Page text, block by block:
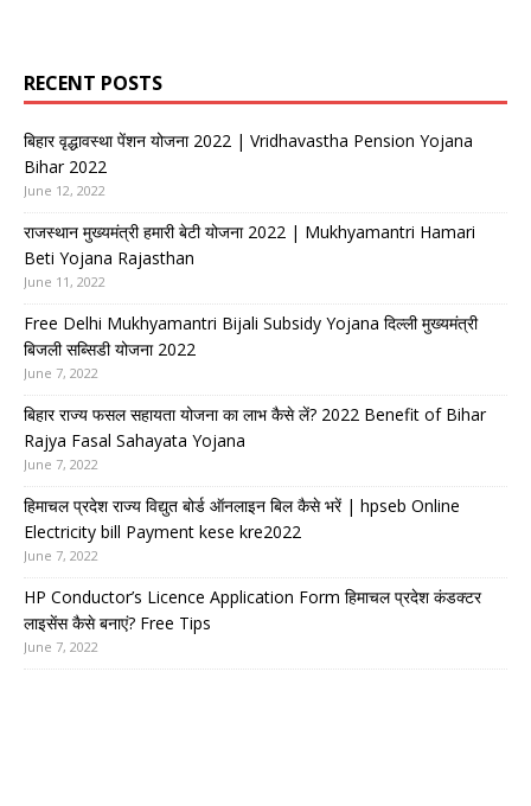
RECENT POSTS
बिहार वृद्धावस्था पेंशन योजना 2022 | Vridhavastha Pension Yojana
Bihar 2022
June 12, 2022
राजस्थान मुख्यमंत्री हमारी बेटी योजना 2022 | Mukhyamantri Hamari
Beti Yojana Rajasthan
June 11, 2022
Free Delhi Mukhyamantri Bijali Subsidy Yojana दिल्ली मुख्यमंत्री
बिजली सब्सिडी योजना 2022
June 7, 2022
बिहार राज्य फसल सहायता योजना का लाभ कैसे लें? 2022 Benefit of Bihar
Rajya Fasal Sahayata Yojana
June 7, 2022
हिमाचल प्रदेश राज्य विद्युत बोर्ड ऑनलाइन बिल कैसे भरें | hpseb Online
Electricity bill Payment kese kre2022
June 7, 2022
HP Conductor’s Licence Application Form हिमाचल प्रदेश कंडक्टर
लाइसेंस कैसे बनाएं? Free Tips
June 7, 2022